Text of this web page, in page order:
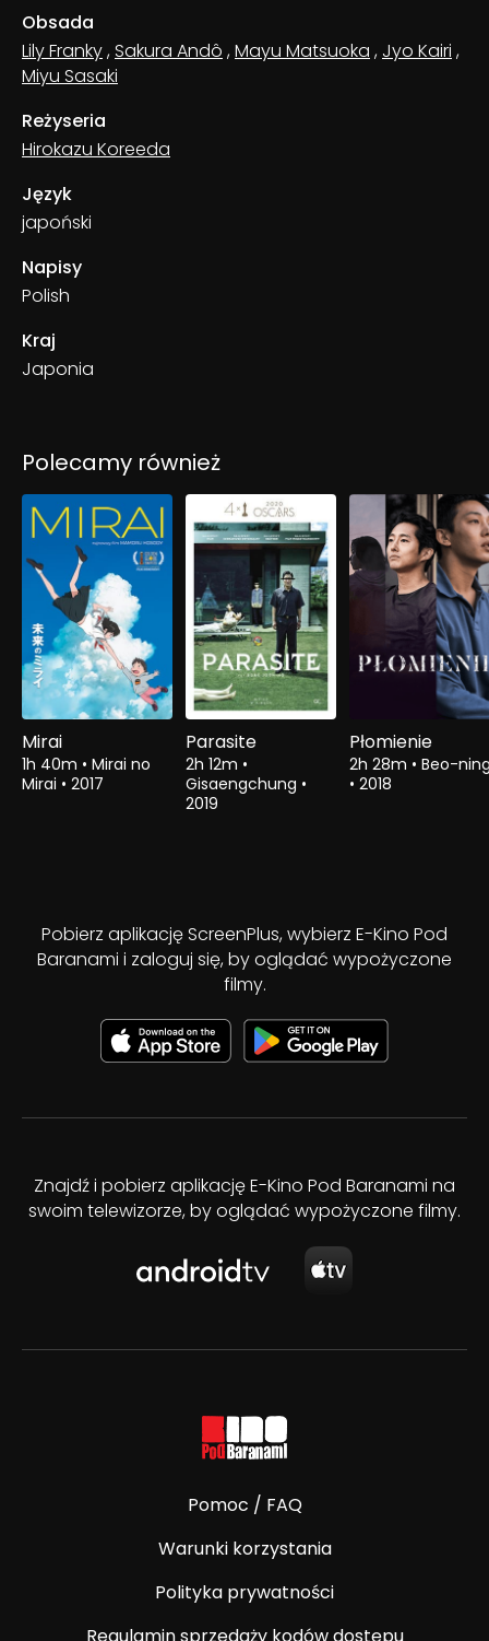
Obsada
Lily Franky,Sakura Andô ,Mayu Matsuoka , Jyo Kairi ,
Miyu Sasaki
Reżyseria
Hirokazu Koreeda
Język
japoński
Napisy
Polish
Kraj
Japonia
Polecamy również
Mirai
1h 40m • Mirai no
Mirai • 2017
Parasite
2h 12m •
Gisaengchung •
2019
Płomienie
2h 28m • Beo-
• 2018
Pobierz aplikację ScreenPlus, wybierz E-Kino Pod
Baranami i zaloguj się, by oglądać wypożyczone
filmy.
Znajdź i pobierz aplikację E-Kino Pod Baranami na
swoim telewizorze, by oglądać wypożyczone filmy.
Pomoc / FAQ
Warunki korzystania
Polityka prywatności